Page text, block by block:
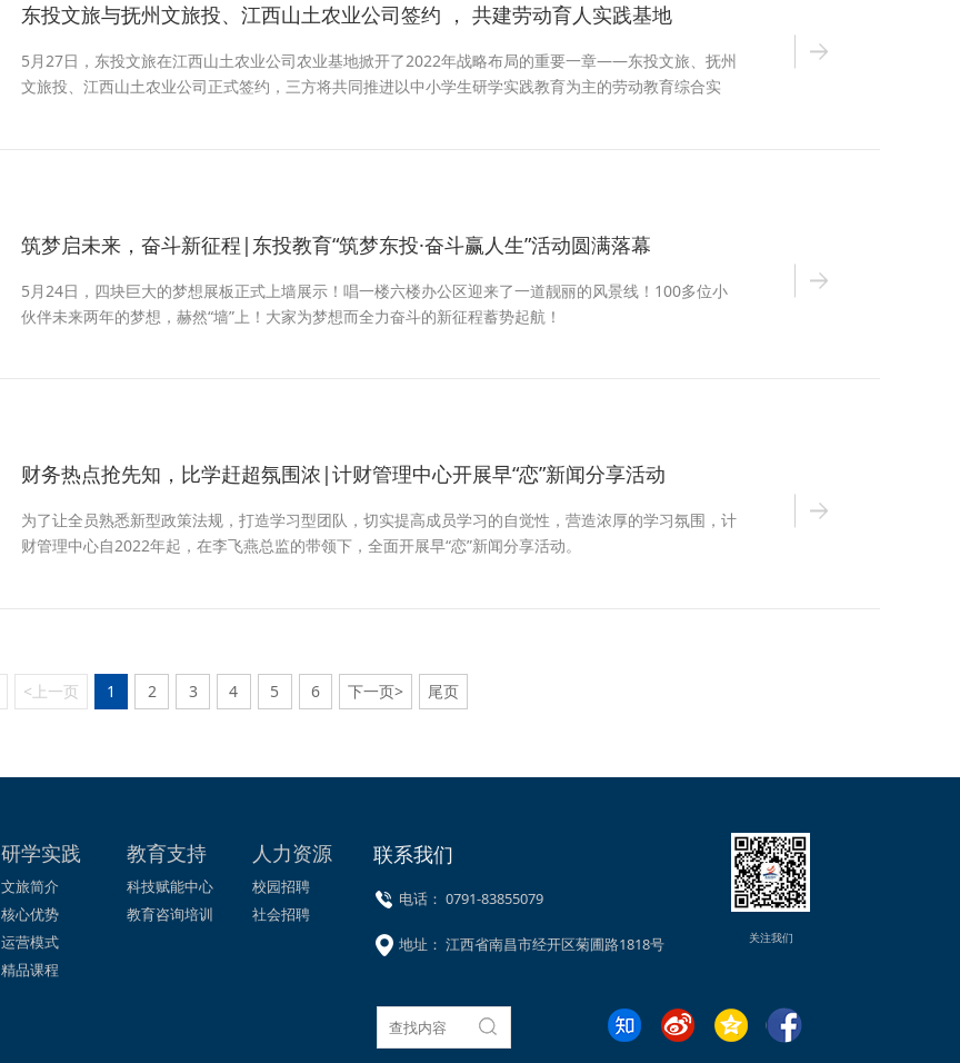
东投文旅与抚州文旅投、江西山土农业公司签约 ， 共建劳动育人实践基地
5月27日，东投文旅在江西山土农业公司农业基地掀开了2022年战略布局的重要一章——东投文旅、抚州
文旅投、江西山土农业公司正式签约，三方将共同推进以中小学生研学实践教育为主的劳动教育综合实
筑梦启未来，奋斗新征程|东投教育“筑梦东投·奋斗赢人生”活动圆满落幕
5月24日，四块巨大的梦想展板正式上墙展示！唱一楼六楼办公区迎来了一道靓丽的风景线！100多位小
伙伴未来两年的梦想，赫然“墙”上！大家为梦想而全力奋斗的新征程蓄势起航！
财务热点抢先知，比学赶超氛围浓|计财管理中心开展早“恋”新闻分享活动
为了让全员熟悉新型政策法规，打造学习型团队，切实提高成员学习的自觉性，营造浓厚的学习氛围，计
财管理中心自2022年起，在李飞燕总监的带领下，全面开展早“恋”新闻分享活动。
<上一页 1 2 3 4 5 6 下一页> 尾页
研学实践
文旅简介
核心优势
运营模式
精品课程
教育支持
科技赋能中心
教育咨询培训
人力资源
校园招聘
社会招聘
联系我们
电话： 0791-83855079
地址： 江西省南昌市经开区菊圃路1818号 关注我们